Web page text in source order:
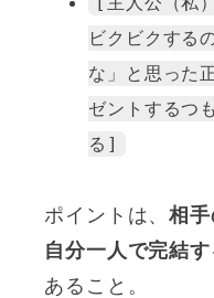
ビクビクする
な」と思った
ゼントするつ
る]
ポイントは、相手
自分一人で完結
あること。